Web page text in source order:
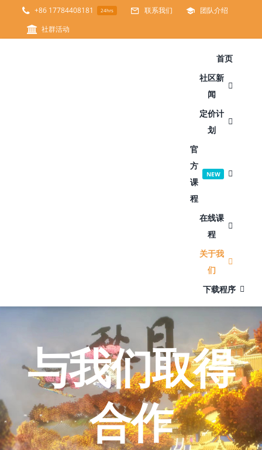
+86 17784408181 24hrs 联系我们
团队介绍
社群活动
首页
社区新
闻
定价计
划
官
方
课
程
NEW
在线课
程
关于我
们
下载程序
与我们取得
合作